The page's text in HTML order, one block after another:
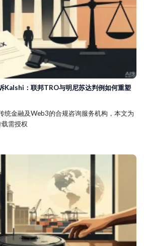
Kalshi：联邦TRO与明尼苏达判例如何重塑
统金融及Web3的合规咨询服务机构，本文为
需授权